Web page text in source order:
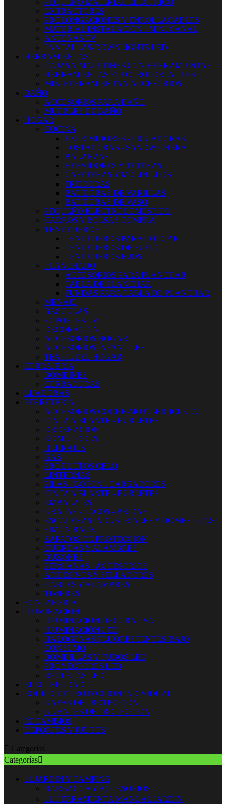
PEQUEÑO MATERIAL ELECTRICO
EXTRACTORES
PROLONGACIONES Y ENROLLACABLES
MATERIAL INSTALACIÓN - MINI CANAL
ANTENAS TV
PANTALLAS-DOWNLIGHTS LED
HERRAMIENTAS
CAJAS Y MALETINES CON HERRAMIENTAS
HERRAMIENTAS ELECTROPORTATILES
MINIHERRAMIENTA Y ACCESORIOS
BAÑO
ACCESORIOS PARA BAÑO
MUEBLES DE BAÑO
HOGAR
COCINA
EXPRIMIDORES - LICUADORAS
TOSTADORAS - SANDWICHERA
BALANZAS
HERVIDORES Y TETERAS
CAFETERAS Y MOLINILLOS
FREIDORAS
BATIDORAS DE VARILLAS
BATIDORAS DE VASO
PEQUEÑO ELECTRODOMESTICO
CARROS Y BOLSAS COMPRA
TENDEDEROS
TENDEDEROS PARA COLGAR
TENDEDEROS DE SUELO
TENDEDEROS FIJOS
PLANCHADO
ACCESORIOS PARA PLANCHAR
TABLA DE PLANCHAR
FUNDAS PARA TABLA DE PLANCHAR
MENAJE
BASCULAS
SOPORTES TV
DECORACION
ACCESORIOS HOGAR
ACCESORIOS INFANTILES
TEXTIL DEL HOGAR
CERRAJERIA
BOMBINES
CERRADURAS
LIJADORAS
FERRETERIA
ACCESORIOS COCHE-MOTO-BICICLETA
CINTA AISLANTE - BURLETES
ORDENACION
KOMA TOOLS
HERRAJES
GAS
PRODUCTOS CELO
LINTERNAS
PILAS - BOTON - CARGADORES
CINTA AISLANTE - BURLETES
EMBALAJES
GRAPAS - TACOS - BRIDAS
ESCALERAS INDUSTRIALES Y DOMESTICAS
SIMON RACK
ZAPATOS DE PROTECCION
CUERDAS Y ALAMBRES
BUZONES
PERSIANAS - ACCESORIOS
ADHESIVOS Y SELLADORES
CABLES Y ALAMBRES
TIMBRES
FONTANERIA
ILUMINACION
ILUMINACION DECORATIVA
ILUMINACIÓN LED
HALOGENAS-FLUORESCENTES-BAJO
CONSUMO
BOMBILLAS Y TUBOS LED
PROYECTORES LED
REGLETAS LED
ELECTRICIDAD
EQUIPO DE PROTECCION INDIVIDUAL
GAFAS DE PROTECCION
GUANTES DE PROTECCION
RECAMBIOS
DEPORTES Y JUEGOS
 Categorías
Categorías
 JARDIN Y CAMPING
BARBACOA Y ACCESORIOS
 HERRAMIENTA MANUAL JARDIN